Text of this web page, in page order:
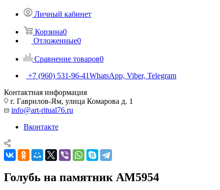
Личный кабинет
Корзина0
Отложенные0
Сравнение товаров0
+7 (960) 531-96-41WhatsApp, Viber, Telegram
Контактная информация
г. Гаврилов-Ям, улица Комарова д. 1
info@art-ritual76.ru
Вконтакте
Голубь на памятник AM5954